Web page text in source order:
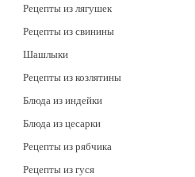
Рецепты из лягушек
Рецепты из свинины
Шашлыки
Рецепты из козлятины
Блюда из индейки
Блюда из цесарки
Рецепты из рябчика
Рецепты из гуся